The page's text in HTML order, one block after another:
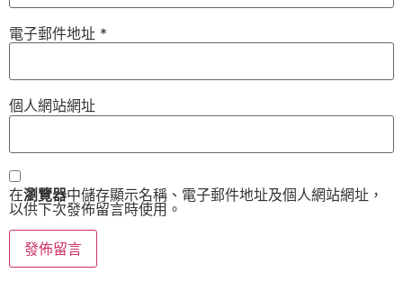
電子郵件地址 *
個人網站網址
在瀏覽器中儲存顯示名稱、電子郵件地址及個人網站網址，
以供下次發佈留言時使用。